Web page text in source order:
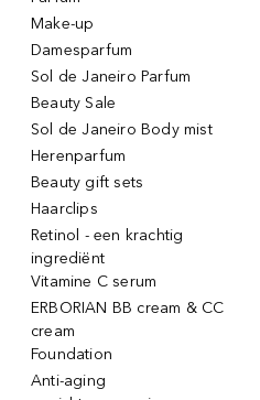
Make-up
Damesparfum
Sol de Janeiro Parfum
Beauty Sale
Sol de Janeiro Body mist
Herenparfum
Beauty gift sets
Haarclips
Retinol - een krachtig
ingrediënt
Vitamine C serum
ERBORIAN BB cream & CC
cream
Foundation
Anti-aging